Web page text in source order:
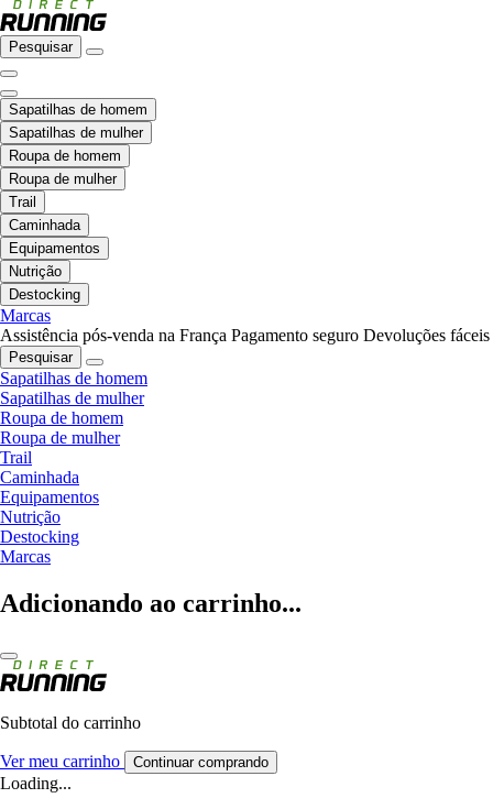
Pesquisar
Sapatilhas de homem
Sapatilhas de mulher
Roupa de homem
Roupa de mulher
Trail
Caminhada
Equipamentos
Nutrição
Destocking
Marcas
Assistência pós-venda na França Pagamento seguro Devoluções fáceis
Pesquisar
Sapatilhas de homem
Sapatilhas de mulher
Roupa de homem
Roupa de mulher
Trail
Caminhada
Equipamentos
Nutrição
Destocking
Marcas
Adicionando ao carrinho...
Subtotal do carrinho
Ver meu carrinho Continuar comprando
Loading...